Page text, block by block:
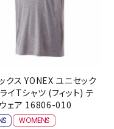
クス YONEX ユニセック
イTシャツ (フィット) テ
ェア 16806-010